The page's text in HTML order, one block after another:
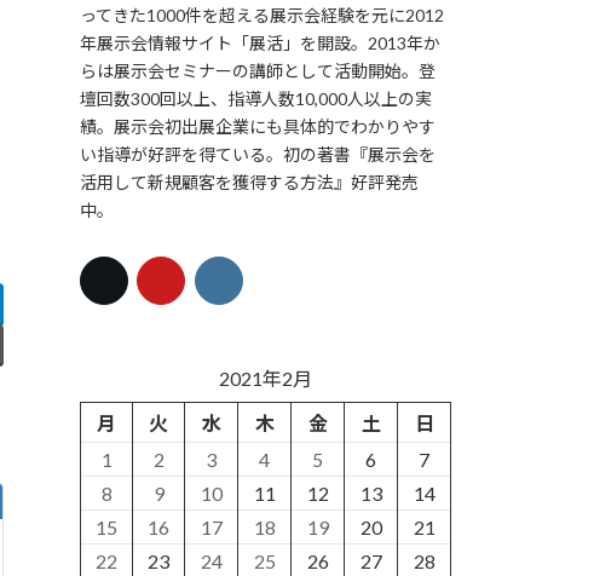
ってきた1000件を超える展示会経験を元に2012
年展示会情報サイト「展活」を開設。2013年か
らは展示会セミナーの講師として活動開始。登
壇回数300回以上、指導人数10,000人以上の実
績。展示会初出展企業にも具体的でわかりやす
い指導が好評を得ている。初の著書『展示会を
活用して新規顧客を獲得する方法』好評発売
中。
2021年2月
月
火 水 木 金 土
日
1
2 3 4 5 6
7
8
9 10 11 12 13
14
15
16 17 18 19 20
21
22
23 24 25 26 27 28